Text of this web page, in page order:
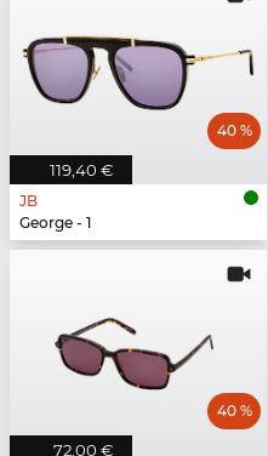
119,40 €
40 %
JB
George - 1
72,00 €
40 %